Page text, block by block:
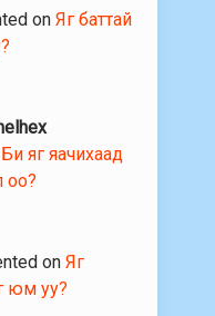
onЯг баттай
Би яг яачихаад
оо?
onЯг
юм уу?